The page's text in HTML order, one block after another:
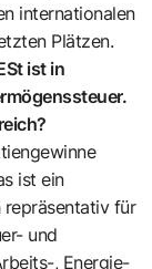
internationalen
Plätzen.
ist in
ist ein
repräsentativ für
und
, Energie-